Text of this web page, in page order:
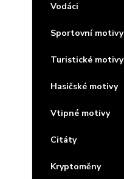
Vodáci
Sportovní motivy
Turistické motivy
Hasičské motivy
Vtipné motivy
Citáty
Kryptoměny